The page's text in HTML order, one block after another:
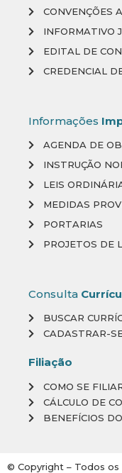
CONVENÇÕES
INFORMATIVO
EDITAL DE
CREDENCIAL
Informações
AGENDA DE
INSTRUÇÃO
LEIS
MEDIDAS
PORTARIAS
PROJETOS DE
Consulta
BUSCAR
CADASTRAR-
Filiação
COMO SE
CÁLCULO DE
BENEFÍCIOS
© Copyright – Todos